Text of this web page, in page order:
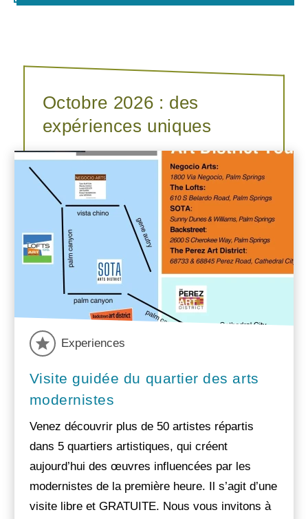
Octobre 2026 : des
expériences uniques
Experiences
Visite guidée du quartier des arts
modernistes
Venez découvrir plus de 50 artistes répartis
dans 5 quartiers artistiques, qui créent
aujourd’hui des œuvres influencées par les
modernistes de la première heure. Il s’agit d’une
visite libre et GRATUITE. Nous vous invitons à